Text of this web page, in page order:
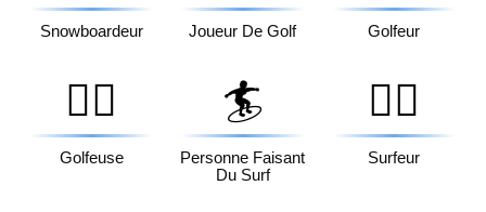
Snowboardeur Joueur De Golf Golfeur
🏌️‍♀️
Golfeuse
🏄
Personne Faisant
Du Surf
🏄‍♂️
Surfeur